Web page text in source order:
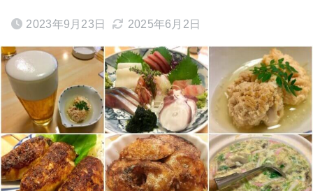
2023年9月23日 2025年6月2日